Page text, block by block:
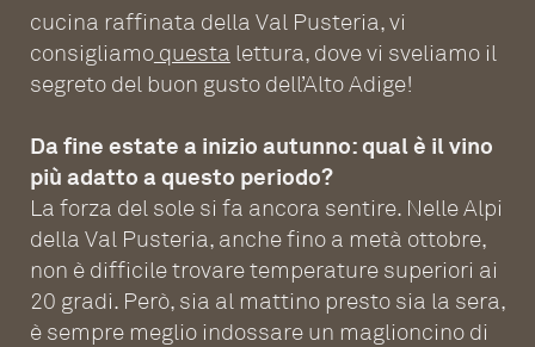
cucina raffinata della Val Pusteria, vi
consigliamoquesta lettura, dove vi sveliamo il
segreto del buon gusto dell’Alto Adige!
Da fine estate a inizio autunno: qual è il vino
più adatto a questo periodo?
La forza del sole si fa ancora sentire. Nelle Alpi
della Val Pusteria, anche fino a metà ottobre,
non è difficile trovare temperature superiori ai
20 gradi. Però, sia al mattino presto sia la sera,
è sempre meglio indossare un maglioncino di